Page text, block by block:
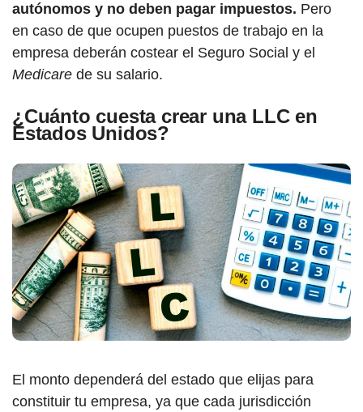
autónomos y no deben pagar impuestos. Pero
en caso de que ocupen puestos de trabajo en la
empresa deberán costear el Seguro Social y el
Medicare de su salario.
¿Cuánto cuesta crear una LLC en
Estados Unidos?
El monto dependerá del estado que elijas para
constituir tu empresa, ya que cada jurisdicción